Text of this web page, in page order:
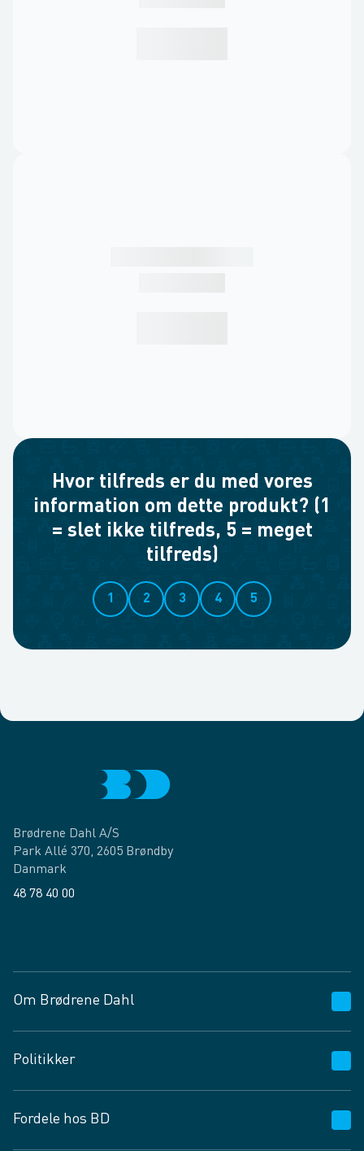
Hvor tilfreds er du med vores
information om dette produkt? (1
= slet ikke tilfreds, 5 = meget
tilfreds)
1 2 3 4 5
Brødrene Dahl A/S
Park Allé 370, 2605 Brøndby
Danmark
48 78 40 00
Om Brødrene Dahl
Vagttelefon 30 10 89 89
Spørgsmål og svar
Job og karriere
Politikker
Privatlivspolitik
Fordele hos BD